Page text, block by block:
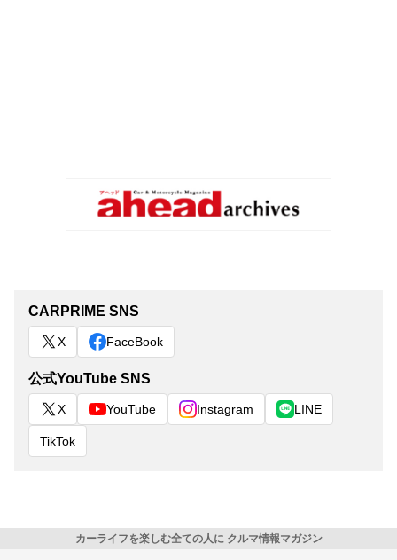
CARPRIME SNS
X FaceBook
公式YouTube SNS
X YouTube Instagram LINE
TikTok
カーライフを楽しむ全ての人に クルマ情報マガジン